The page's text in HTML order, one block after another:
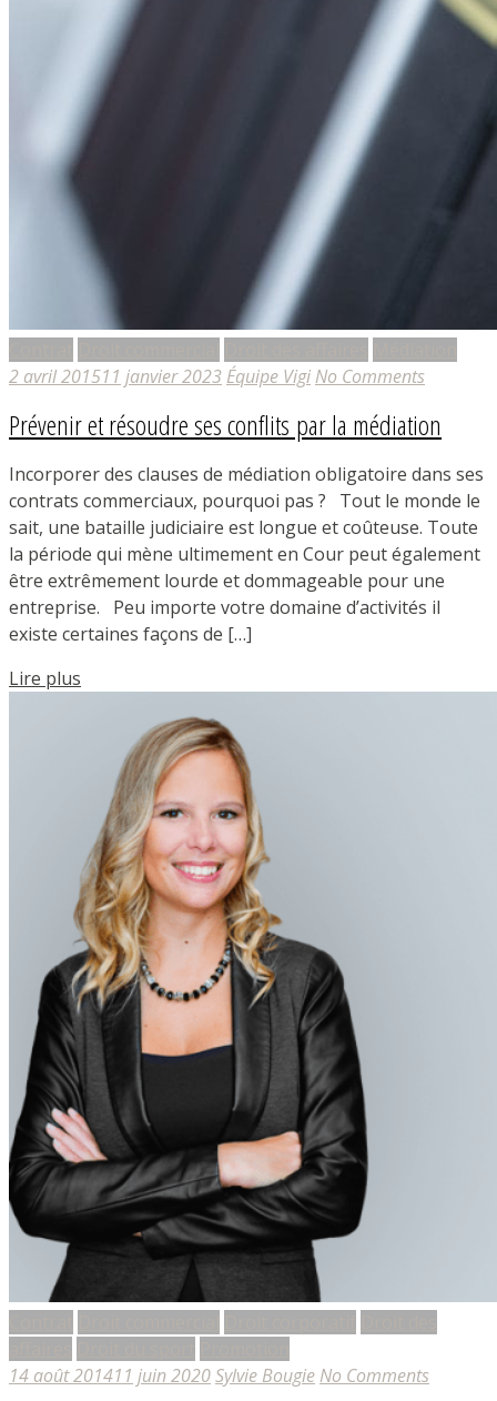
2 avril 201511 janvier 2023 Équipe Vigi No Comments
Prévenir et résoudre ses conflits par la médiation
Incorporer des clauses de médiation obligatoire dans ses
contrats commerciaux, pourquoi pas ? Tout le monde le
sait, une bataille judiciaire est longue et coûteuse. Toute
la période qui mène ultimement en Cour peut également
être extrêmement lourde et dommageable pour une
entreprise. Peu importe votre domaine d’activités il
existe certaines façons de […]
Lire plus
14 août 201411 juin 2020Sylvie Bougie No Comments